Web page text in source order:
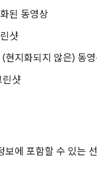
된 동영상
샷
현지화되지 않은) 동
린샷
보에 포함할 수 있는